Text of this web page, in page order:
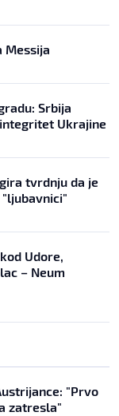
Messija
Srbija
Ukrajine
tvrdnju da je
"ljubavnici"
Udore,
– Neum
"Prvo
zatresla"